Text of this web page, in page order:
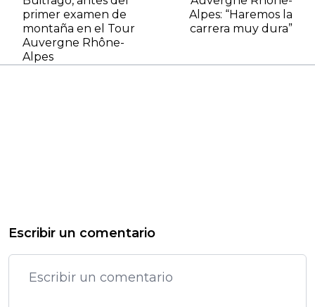
primer examen de
montaña en el Tour
Auvergne Rhône-
Alpes
Alpes: “Haremos la
carrera muy dura”
Escribir un comentario